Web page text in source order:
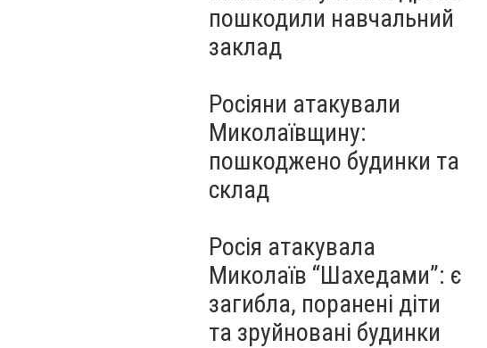
пошкодили навчальний
заклад
Росіяни атакували
Миколаївщину:
пошкоджено будинки та
склад
Росія атакувала
Миколаїв “Шахедами”: є
загибла, поранені діти
та зруйновані будинки